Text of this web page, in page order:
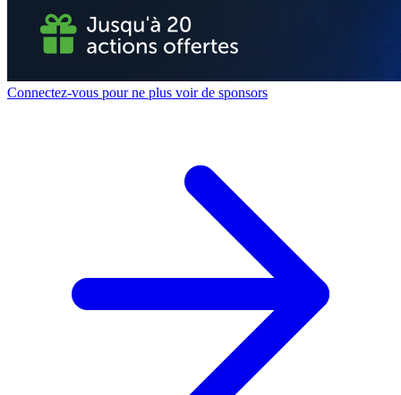
Connectez-vous pour ne plus voir de sponsors